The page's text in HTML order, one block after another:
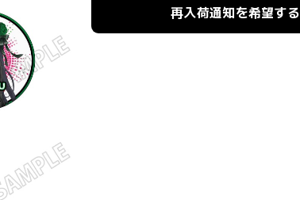
再入荷通知を希望する